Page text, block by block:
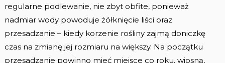
regularne podlewanie, nie zbyt obfite, ponieważ
nadmiar wody powoduje żółknięcie liści oraz
przesadzanie – kiedy korzenie rośliny zajmą doniczkę
czas na zmianę jej rozmiaru na większy. Na początku
przesadzanie powinno mieć miejsce co roku, wiosną,